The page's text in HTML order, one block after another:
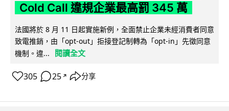
Cold Call 違規企業最高罰 345 萬
法國將於 8 月 11 日起實施新例，全面禁止企業未經消費者同意
致電推銷，由「opt-out」拒接登記制轉為「opt-in」先徵同意
機制。違...
閱讀全文
305 25 ↗ 分享